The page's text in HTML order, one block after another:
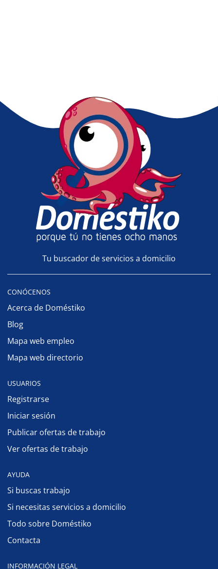
Tu buscador de servicios a domicilio
CONÓCENOS
Acerca de Doméstiko
Blog
Mapa web empleo
Mapa web directorio
USUARIOS
Registrarse
Iniciar sesión
Publicar ofertas de trabajo
Ver ofertas de trabajo
AYUDA
Si buscas trabajo
Si necesitas servicios a domicilio
Todo sobre Doméstiko
Contacta
INFORMACIÓN LEGAL